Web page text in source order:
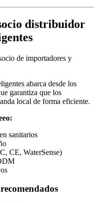
distribuidor
de importadores y
abarca desde los
garantiza que los
local de forma eficiente.
sanitarios
CE, WaterSense)